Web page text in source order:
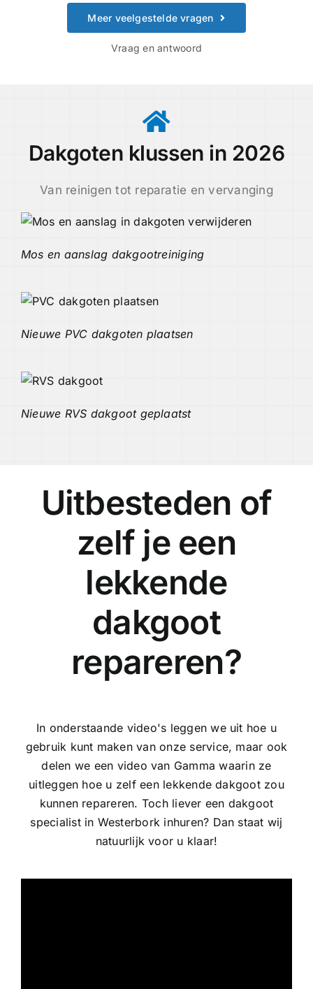
Meer veelgestelde vragen
Vraag en antwoord
Dakgoten klussen in 2026
Van reinigen tot reparatie en vervanging
Mos en aanslag dakgootreiniging
Nieuwe PVC dakgoten plaatsen
Nieuwe RVS dakgoot geplaatst
Uitbesteden of
zelf je een
lekkende
dakgoot
repareren?
In onderstaande video's leggen we uit hoe u
gebruik kunt maken van onze service, maar ook
delen we een video van Gamma waarin ze
uitleggen hoe u zelf een lekkende dakgoot zou
kunnen repareren. Toch liever een dakgoot
specialist in Westerbork inhuren? Dan staat wij
natuurlijk voor u klaar!